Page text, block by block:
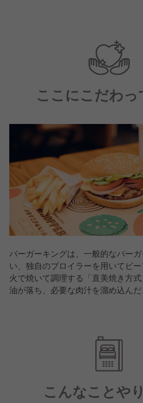
す。未経験からスタートしたスタ
て成長できる環境です。
ここにこだわっ
バーガーキングは、一般的なバー
い、独自のブロイラーを用いてビー
火で焼いて調理する「直美焼き方
油が落ち、必要な肉汁を溜め込ん
を存分にお楽しみいただける、バ
こんなことや